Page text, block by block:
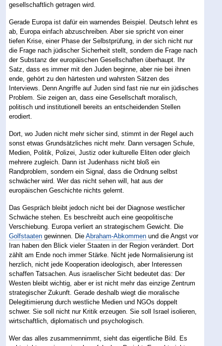
gesellschaftlich getragen wird.
Gerade Europa ist dafür ein warnendes Beispiel. Deutsch lehnt es
ab, Europa einfach abzuschreiben. Aber sie spricht von einer
tiefen Krise, einer Phase der Selbstprüfung, in der sich nicht nur
die Frage nach jüdischer Sicherheit stellt, sondern die Frage nach
der Substanz der europäischen Gesellschaften überhaupt. Ihr
Satz, dass es immer mit den Juden beginne, aber nie bei ihnen
ende, gehört zu den härtesten und wahrsten Sätzen des
Interviews. Denn Angriffe auf Juden sind fast nie nur ein jüdisches
Problem. Sie zeigen an, dass eine Gesellschaft moralisch,
politisch und institutionell bereits an entscheidenden Stellen
erodiert.
Dort, wo Juden nicht mehr sicher sind, stimmt in der Regel auch
sonst etwas Grundsätzliches nicht mehr. Dann versagen Schule,
Medien, Politik, Polizei, Justiz oder kulturelle Eliten oder gleich
mehrere zugleich. Dann ist Judenhass nicht bloß ein
Randproblem, sondern ein Signal, dass die Ordnung selbst
schwächer wird. Wer das nicht sehen will, hat aus der
europäischen Geschichte nichts gelernt.
Das Gespräch bleibt jedoch nicht bei der Diagnose westlicher
Schwäche stehen. Es beschreibt auch eine geopolitische
Verschiebung. Europa verliert an strategischem Gewicht. Die
Golfstaaten gewinnen. DieAbraham-Abkommen und die Angst vor
Iran haben den Blick vieler Staaten in der Region verändert. Dort
zählt am Ende noch immer Stärke. Nicht jede Normalisierung ist
herzlich, nicht jede Kooperation ideologisch, aber Interessen
schaffen Tatsachen. Aus israelischer Sicht bedeutet das: Der
Westen bleibt wichtig, aber er ist nicht mehr das einzige Zentrum
strategischer Zukunft. Gerade deshalb wiegt die moralische
Delegitimierung durch westliche Medien und NGOs doppelt
schwer. Sie soll nicht nur Kritik erzeugen. Sie soll Israel isolieren,
wirtschaftlich, diplomatisch und psychologisch.
Wer das alles zusammennimmt, sieht das eigentliche Bild. Es